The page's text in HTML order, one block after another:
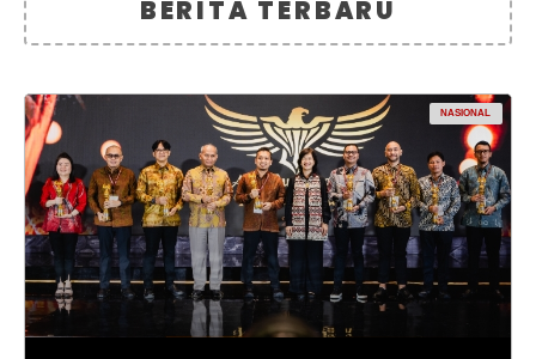
BERITA TERBARU
NASIONAL